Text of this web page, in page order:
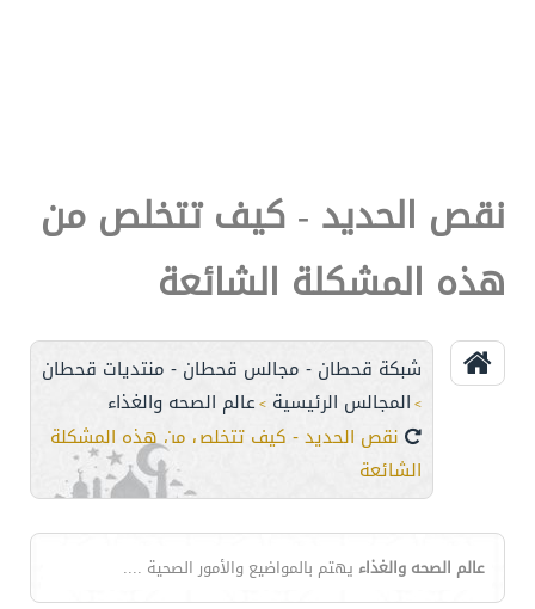
نقص الحديد - كيف تتخلص من
هذه المشكلة الشائعة
شبكة قحطان - مجالس قحطان - منتديات قحطان
> المجالس الرئيسية > عالم الصحه والغذاء
نقص الحديد - كيف تتخلص من هذه المشكلة
الشائعة
عالم الصحه والغذاء يهتم بالمواضيع والأمور الصحية ....